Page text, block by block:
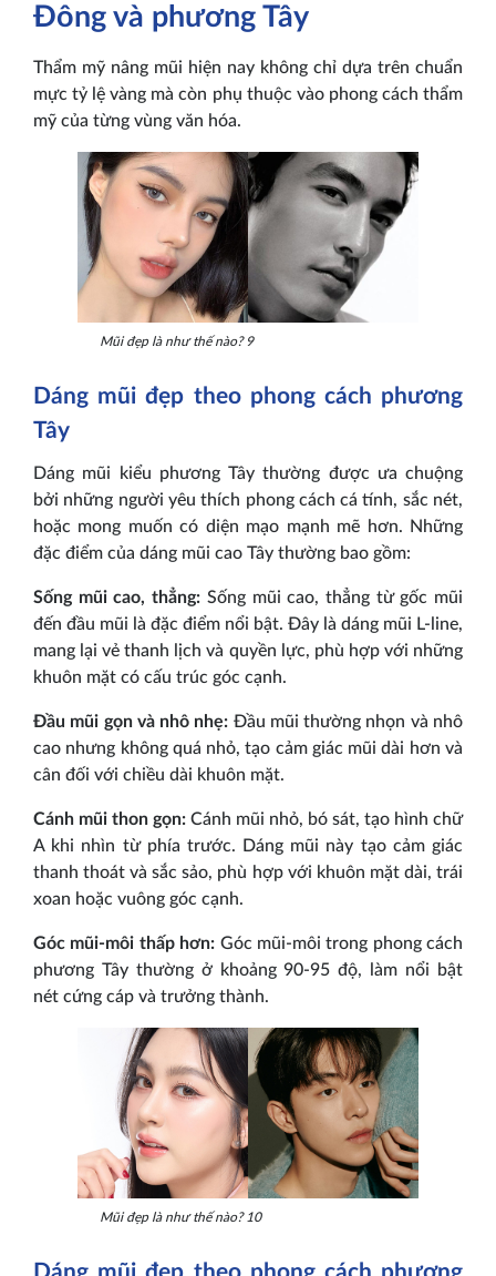
Đông và phương Tây
Thẩm mỹ nâng mũi hiện nay không chỉ dựa trên chuẩn
mực tỷ lệ vàng mà còn phụ thuộc vào phong cách thẩm
mỹ của từng vùng văn hóa.
Mũi đẹp là như thế nào? 9
Dáng mũi đẹp theo phong cách phương
Tây
Dáng mũi kiểu phương Tây thường được ưa chuộng
bởi những người yêu thích phong cách cá tính, sắc nét,
hoặc mong muốn có diện mạo mạnh mẽ hơn. Những
đặc điểm của dáng mũi cao Tây thường bao gồm:
Sống mũi cao, thẳng: Sống mũi cao, thẳng từ gốc mũi
đến đầu mũi là đặc điểm nổi bật. Đây là dáng mũi L-line,
mang lại vẻ thanh lịch và quyền lực, phù hợp với những
khuôn mặt có cấu trúc góc cạnh.
Đầu mũi gọn và nhô nhẹ: Đầu mũi thường nhọn và nhô
cao nhưng không quá nhỏ, tạo cảm giác mũi dài hơn và
cân đối với chiều dài khuôn mặt.
Cánh mũi thon gọn: Cánh mũi nhỏ, bó sát, tạo hình chữ
A khi nhìn từ phía trước. Dáng mũi này tạo cảm giác
thanh thoát và sắc sảo, phù hợp với khuôn mặt dài, trái
xoan hoặc vuông góc cạnh.
Góc mũi-môi thấp hơn: Góc mũi-môi trong phong cách
phương Tây thường ở khoảng 90-95 độ, làm nổi bật
nét cứng cáp và trưởng thành.
Mũi đẹp là như thế nào? 10